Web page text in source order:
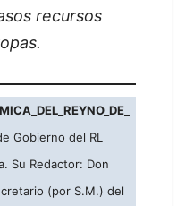
recursos
Gobierno del RL
Su Redactor: Don
(por S.M.) del